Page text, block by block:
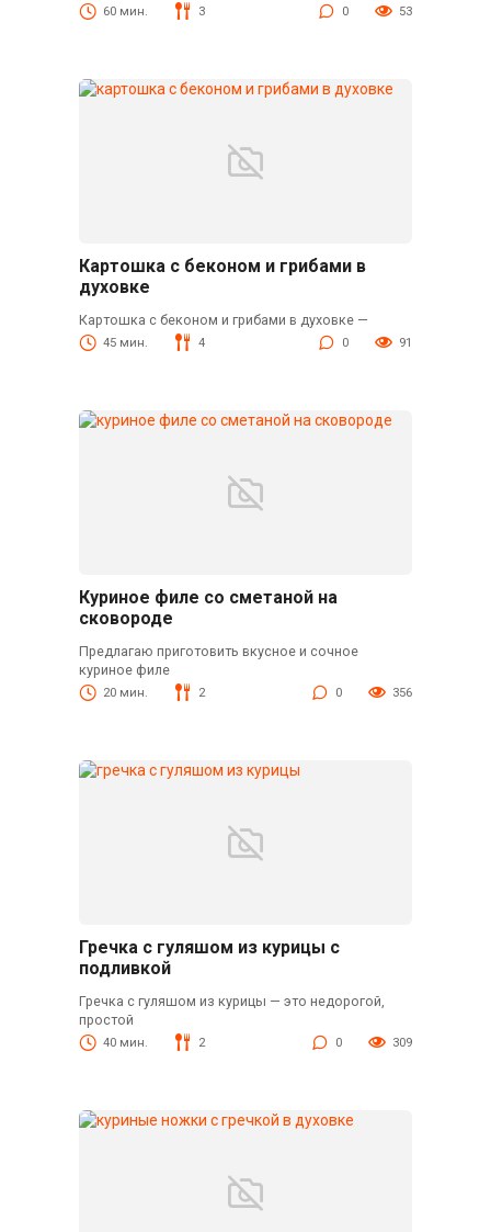
60 мин. 3 0 53
Картошка с беконом и грибами в
духовке
Картошка с беконом и грибами в духовке —
45 мин. 4 0 91
Куриное филе со сметаной на
сковороде
Предлагаю приготовить вкусное и сочное
куриное филе
20 мин. 2 0 356
Гречка с гуляшом из курицы с
подливкой
Гречка с гуляшом из курицы — это недорогой,
простой
40 мин. 2 0 309